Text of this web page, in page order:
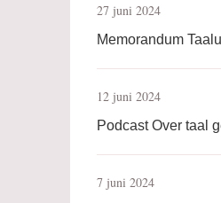
27 juni 2024
Memorandum
12 juni 2024
Podcast Over taal
7 juni 2024